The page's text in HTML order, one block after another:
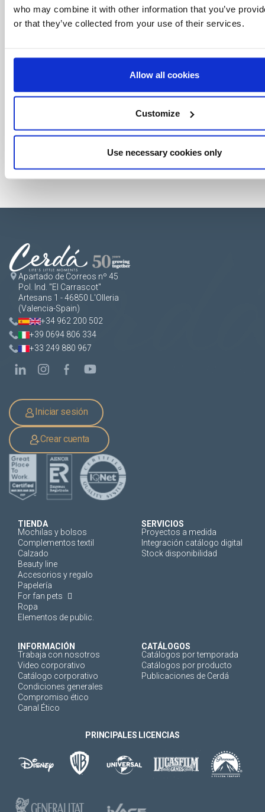
who may combine it with other information that you’ve
or that they’ve collected from your use of their services.
Allow all cookies
Customize
Use necessary cookies only
Apartado de Correos nº 45
Pol. Ind. "El Carrascot"
Artesans 1 - 46850 L'Olleria
(Valencia-Spain)
+34 962 200 502
+39 0694 806 334
+33 249 880 967
Iniciar sesión
Crear cuenta
TIENDA
Mochilas y bolsos
Complementos textil
Calzado
Beauty line
Accesorios y regalo
Papelería
For fan pets
Ropa
Elementos de public.
SERVICIOS
Proyectos a medida
Integración catálogo digital
Stock disponibilidad
INFORMACIÓN
Trabaja con nosotros
Video corporativo
Catálogo corporativo
Condiciones generales
Compromiso ético
Canal Ético
CATÁLOGOS
Catálogos por temporada
Catálogos por producto
Publicaciones de Cerdá
PRINCIPALES LICENCIAS